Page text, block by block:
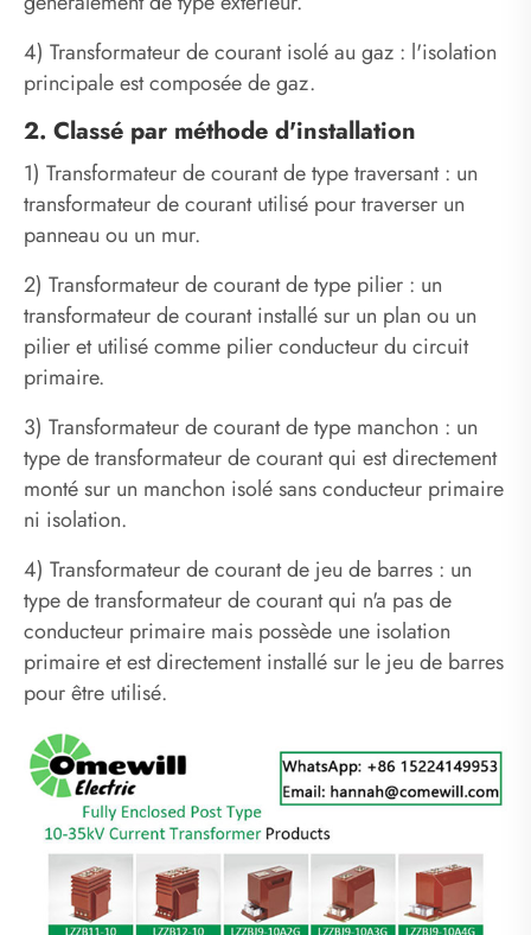
4) Transformateur de courant isolé au gaz : l'isolation
principale est composée de gaz.
2. Classé par méthode d'installation
1) Transformateur de courant de type traversant : un
transformateur de courant utilisé pour traverser un
panneau ou un mur.
2) Transformateur de courant de type pilier : un
transformateur de courant installé sur un plan ou un
pilier et utilisé comme pilier conducteur du circuit
primaire.
3) Transformateur de courant de type manchon : un
type de transformateur de courant qui est directement
monté sur un manchon isolé sans conducteur primaire
ni isolation.
4) Transformateur de courant de jeu de barres : un
type de transformateur de courant qui n'a pas de
conducteur primaire mais possède une isolation
primaire et est directement installé sur le jeu de barres
pour être utilisé.